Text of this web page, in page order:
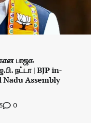
பாஜக
நட்டா | BJP in-
Assembly
0